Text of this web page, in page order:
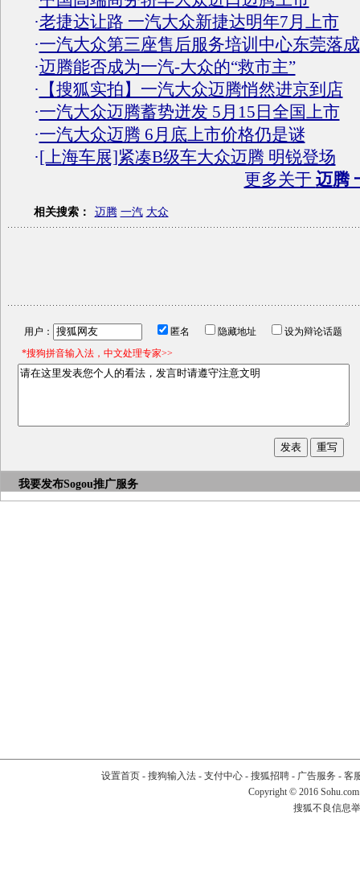
·老捷达让路 一汽大众新捷达明年7月上市
·一汽大众第三座售后服务培训中心东莞落成
·迈腾能否成为一汽-大众的“救市主”
· 【搜狐实拍】一汽大众迈腾悄然进京到店
·一汽大众迈腾蓄势迸发 5月15日全国上市
·一汽大众迈腾 6月底上市价格仍是谜
·[上海车展]紧凑B级车大众迈腾 明锐登场
更多关于 迈腾
相关搜索： 迈腾 一汽 大众
用户： 匿名 隐藏地址
设为辩论话题
*搜狗拼音输入法，中文处理专家>>
我要发布Sogou推广服务
设置首页- 搜狗输入法- 支付中心- 搜狐招聘- 广告服务 - 客
Copyright © 2016
搜狐不良信息